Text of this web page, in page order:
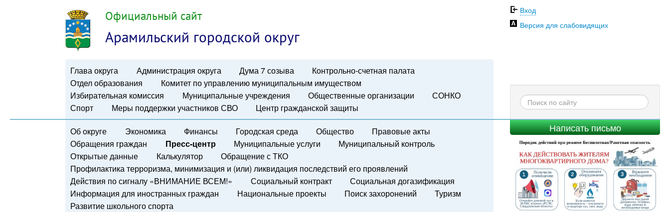
Официальный сайт
Арамильский городской округ
Глава округа Администрация округа Дума 7 созыва
Контрольно-счетная палата
Отдел образования
Комитет по управлению муниципальным имуществом
Избирательная комиссия
Муниципальные учреждения Общественные организации
СОНКО
Спорт
Меры поддержки участников СВО Центр гражданской защиты
Вход
Версия для слабовидящих
Написать письмо
Об округе Экономика Финансы Городская среда Общество
Правовые акты
Обращения граждан
Пресс-центр Муниципальные услуги
Муниципальный контроль
Открытые данные
Калькулятор
Обращение с ТКО
Профилактика терроризма, минимизация и (или) ликвидация последствий его проявлений
Действия по сигналу «ВНИМАНИЕ ВСЕМ!»
Социальный контракт
Социальная догазификация
Информация для иностранных граждан
Национальные проекты Поиск захоронений
Туризм
Развитие школьного спорта